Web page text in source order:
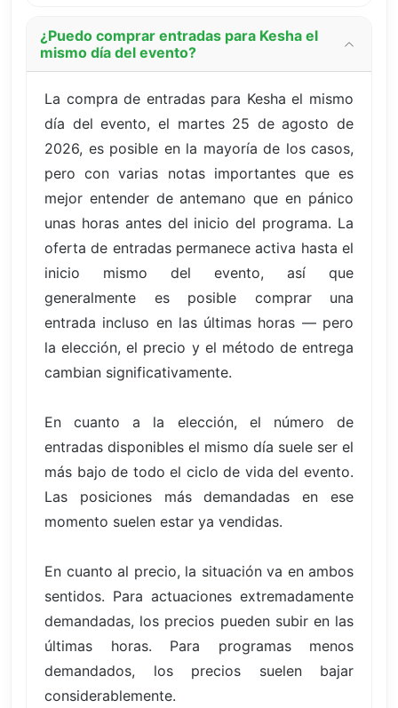
¿Puedo comprar entradas para Kesha el
mismo día del evento?
La compra de entradas para Kesha el mismo
día del evento, el martes 25 de agosto de
2026, es posible en la mayoría de los casos,
pero con varias notas importantes que es
mejor entender de antemano que en pánico
unas horas antes del inicio del programa. La
oferta de entradas permanece activa hasta el
inicio mismo del evento, así que
generalmente es posible comprar una
entrada incluso en las últimas horas — pero
la elección, el precio y el método de entrega
cambian significativamente.
En cuanto a la elección, el número de
entradas disponibles el mismo día suele ser el
más bajo de todo el ciclo de vida del evento.
Las posiciones más demandadas en ese
momento suelen estar ya vendidas.
En cuanto al precio, la situación va en ambos
sentidos. Para actuaciones extremadamente
demandadas, los precios pueden subir en las
últimas horas. Para programas menos
demandados, los precios suelen bajar
considerablemente.